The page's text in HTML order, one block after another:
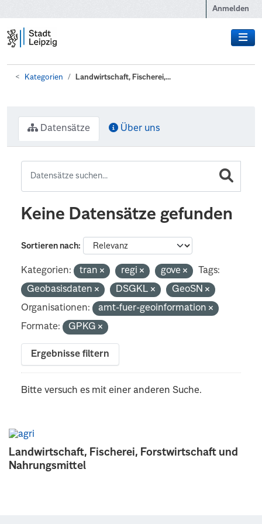
Anmelden
Kategorien Landwirtschaft, Fischerei,...
Landwirtschaft, Fischerei, Forstwirtschaft und
Nahrungsmittel
Datensätze Über uns
Keine Datensätze gefunden
Sortieren nach
Kategorien: tran regi gove
Tags:
Geobasisdaten
DSGKL
GeoSN
Organisationen:
amt-fuer-geoinformation
Formate:
GPKG
Ergebnisse filtern
Bitte versuch es mit einer anderen Suche.